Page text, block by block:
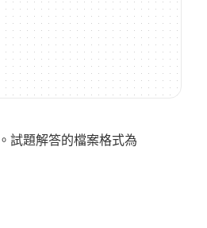
試題解答的檔案格式為